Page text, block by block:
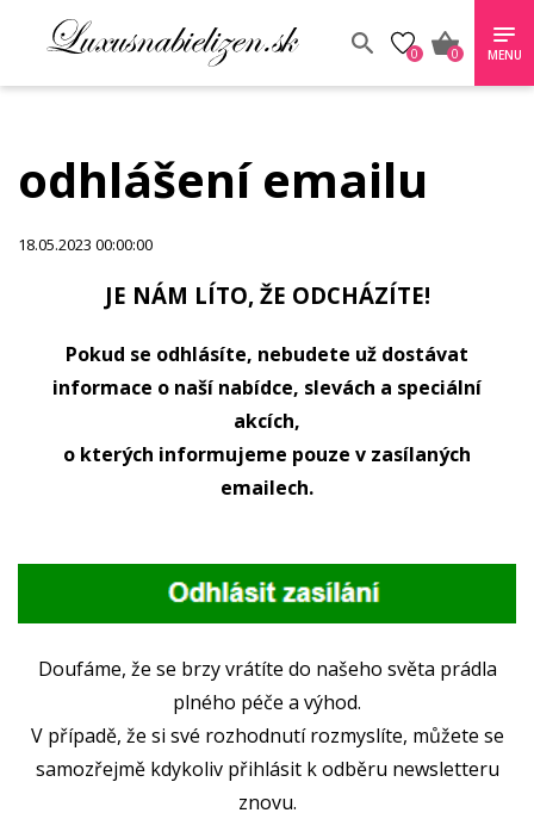
0 0 MENU
odhlášení emailu
18.05.2023 00:00:00
JE NÁM LÍTO, ŽE ODCHÁZÍTE!
Pokud se odhlásíte, nebudete už dostávat
informace o naší nabídce, slevách a speciální
akcích,
o kterých informujeme pouze v zasílaných
emailech.
Doufáme, že se brzy vrátíte do našeho světa prádla
plného péče a výhod.
V případě, že si své rozhodnutí rozmyslíte, můžete se
samozřejmě kdykoliv přihlásit k odběru newsletteru
znovu.